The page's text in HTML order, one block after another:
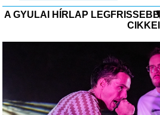
A GYULAI HÍRLAP LEGFRISSEBB
CIKKEI